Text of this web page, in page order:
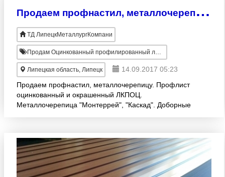
П
родаем профнастил, металлочерепицу.
ТД ЛипецкМеталлургКомпани
Продам Оцинкованный профилированный лист
Липецкая область, Липецк
14.09.2017 05:23
Продаем профнастил, металлочерепицу. Профлист
оцинкованный и окрашенный ЛКПОЦ.
Металлочерепица "Монтеррей", "Каскад". Доборные